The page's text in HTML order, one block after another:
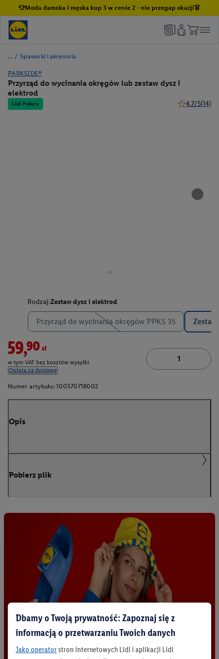
👕Moda damska i męska kup 3 w cenie 2 - nie przegap okazji👗
/ Spawarki i akcesoria
PARKSIDE®
Przyrząd do wycinania okręgów lub zestaw dysz i
elektrod
Lidl Poleca 4.7/5(14)
Rodzaj:Zestaw dysz i elektrod
Przyrząd do wycinania okręgów PPKS 35
59,90zł
w tym VAT bez kosztów wysyłki
Opłata za dostawę
Numer artykułu: 100370718002
Opis
Pobierz plik
Dbamy o Twoją prywatność: Zapoznaj się z
informacją o przetwarzaniu Twoich danych
Jako operatorstron internetowych Lidl i aplikacji Lidl